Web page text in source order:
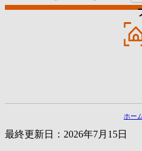
ホー
最終更新日：2026年7月15日